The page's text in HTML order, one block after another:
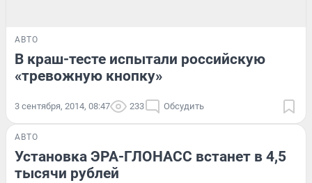
АВТО
В краш-тесте испытали российскую
«тревожную кнопку»
3 сентября, 2014, 08:47 233 Обсудить
АВТО
Установка ЭРА-ГЛОНАСС встанет в 4,5
тысячи рублей